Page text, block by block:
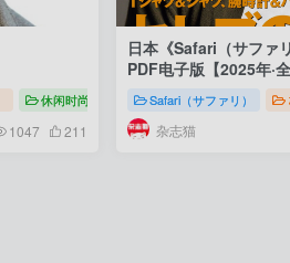
休闲时尚 Safari（サファリ）日本男士
1047 211
日本《Safari（サファ
PDF电子版【2025年·
Safari（サファリ）
杂志猫